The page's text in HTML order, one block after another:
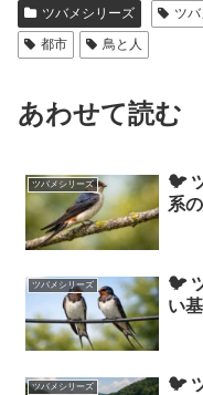
ツバメシリーズ ツバ
都市
鳥と人
あわせて読む
ツバメシリーズ
🐦
系
ツバメシリーズ
🐦
い
ツバメシリーズ
🐦